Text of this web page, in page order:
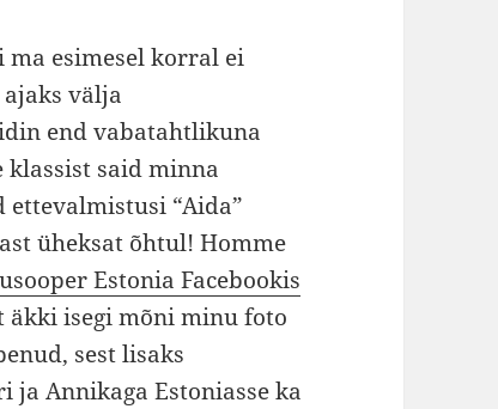
esimesel korral ei
välja
end vabatahtlikuna
said minna
“Aida”
üheksat õhtul! Homme
Estonia Facebookis
äkki isegi mõni minu foto
sest lisaks
Annikaga Estoniasse ka